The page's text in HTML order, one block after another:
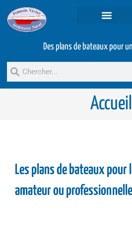
Des plans de bateaux pour
Accueil
Les plans de bateaux
amateur ou professionnelle